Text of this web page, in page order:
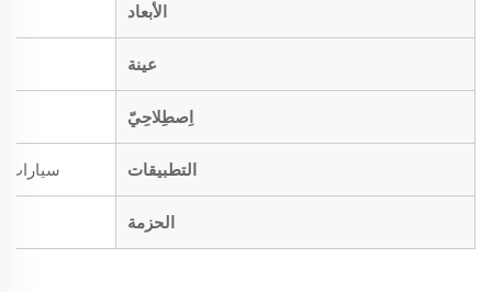
الأبعاد
عينة
اِصطِلاحِيّ
التطبيقات سيارات،
الحزمة